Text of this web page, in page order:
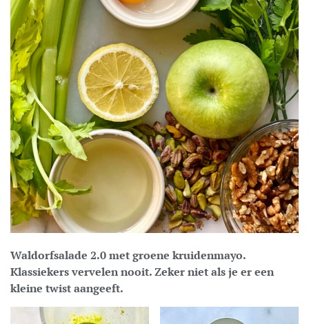
Waldorfsalade 2.0 met groene kruidenmayo.
Klassiekers vervelen nooit. Zeker niet als je er een
kleine twist aangeeft.